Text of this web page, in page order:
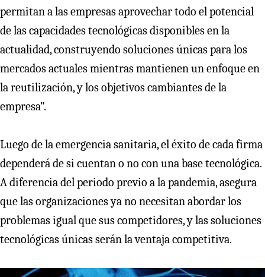
permitan a las empresas aprovechar todo el potencial
de las capacidades tecnológicas disponibles en la
actualidad, construyendo soluciones únicas para los
mercados actuales mientras mantienen un enfoque en
la reutilización, y los objetivos cambiantes de la
empresa”.
Luego de la emergencia sanitaria, el éxito de cada firma
dependerá de si cuentan o no con una base tecnológica.
A diferencia del periodo previo a la pandemia, asegura
que las organizaciones ya no necesitan abordar los
problemas igual que sus competidores, y las soluciones
tecnológicas únicas serán la ventaja competitiva.